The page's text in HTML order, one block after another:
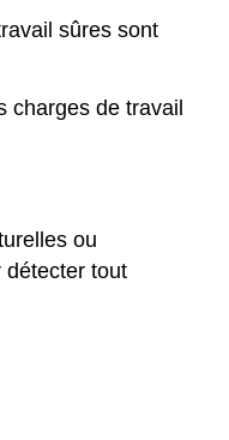
sûres sont
charges de travail
ou
détecter tout